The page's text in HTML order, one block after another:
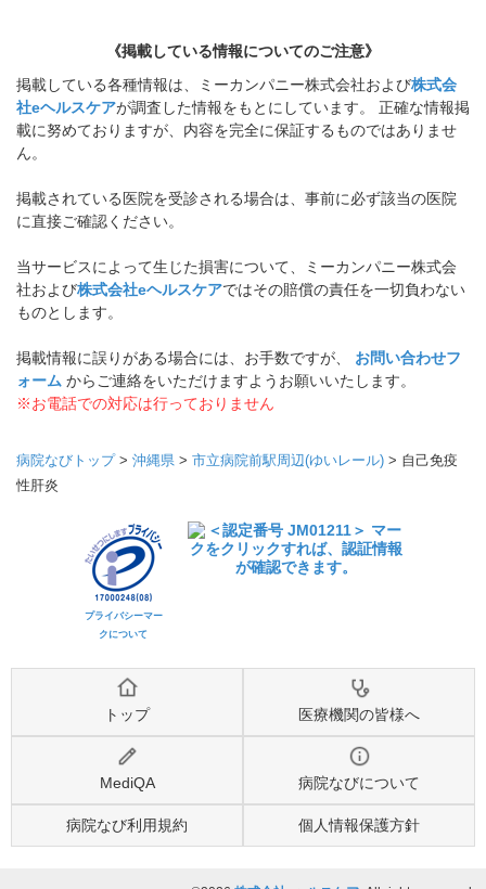
《掲載している情報についてのご注意》
掲載している各種情報は、ミーカンパニー株式会社および株式会
社eヘルスケアが調査した情報をもとにしています。 正確な情報掲
載に努めておりますが、内容を完全に保証するものではありませ
ん。
掲載されている医院を受診される場合は、事前に必ず該当の医院
に直接ご確認ください。
当サービスによって生じた損害について、ミーカンパニー株式会
社および株式会社eヘルスケアではその賠償の責任を一切負わない
ものとします。
掲載情報に誤りがある場合には、お手数ですが、 お問い合わせフ
ォーム からご連絡をいただけますようお願いいたします。
※お電話での対応は行っておりません
病院なびトップ> 沖縄県 > 市立病院前駅周辺(ゆいレール) > 自己免疫
性肝炎
プライバシーマー
クについて
トップ 医療機関の皆様へ
MediQA 病院なびについて
病院なび利用規約 個人情報保護方針